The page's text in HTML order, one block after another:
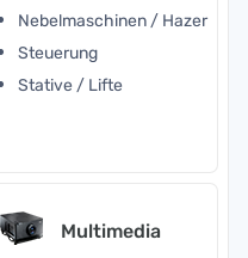
Nebelmaschinen / Hazer
Steuerung
Stative / Lifte
Multimedia